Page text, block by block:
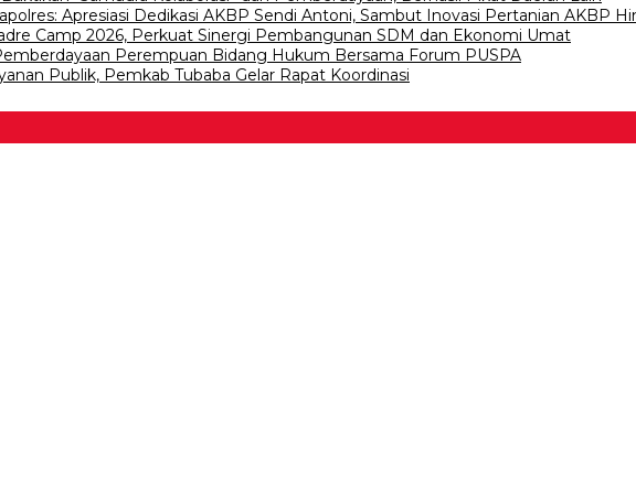
Apresiasi Dedikasi AKBP Sendi Antoni, Sambut Inovasi Pertanian AKBP
Camp 2026, Perkuat Sinergi Pembangunan SDM dan Ekonomi Umat
Perempuan Bidang Hukum Bersama Forum PUSPA
Publik, Pemkab Tubaba Gelar Rapat Koordinasi